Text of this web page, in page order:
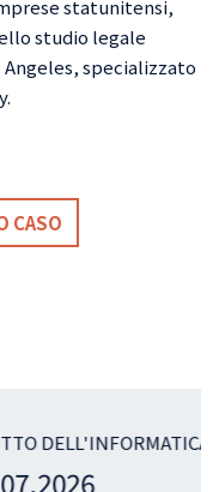
statunitensi,
studio legale
specializzato
CASO
la
dal